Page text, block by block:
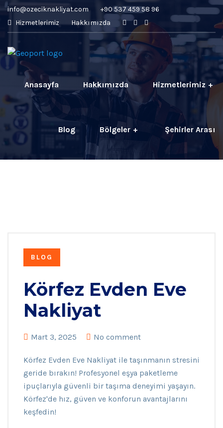
info@ozeciknakliyat.com
+90 537 459 58 96
Hizmetlerimiz
Hakkımızda
Anasayfa Hakkımızda Hizmetlerimiz
Blog Bölgeler Şehirler Arası
BLOG
Körfez Evden Eve
Nakliyat
Mart 3, 2025 No comment
Körfez Evden Eve Nakliyat ile taşınmanın stresini
geride bırakın! Profesyonel eşya paketleme
ipuçlarıyla güvenli bir taşıma deneyimi yaşayın.
Körfez'de hız, güven ve konforun avantajlarını
keşfedin!